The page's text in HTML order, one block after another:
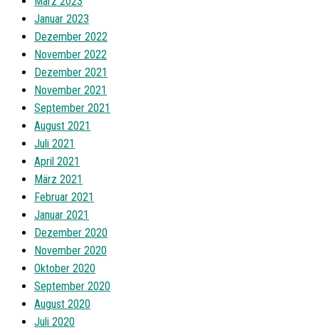
Januar 2023
Dezember 2022
November 2022
Dezember 2021
November 2021
September 2021
August 2021
Juli 2021
April 2021
März 2021
Februar 2021
Januar 2021
Dezember 2020
November 2020
Oktober 2020
September 2020
August 2020
Juli 2020